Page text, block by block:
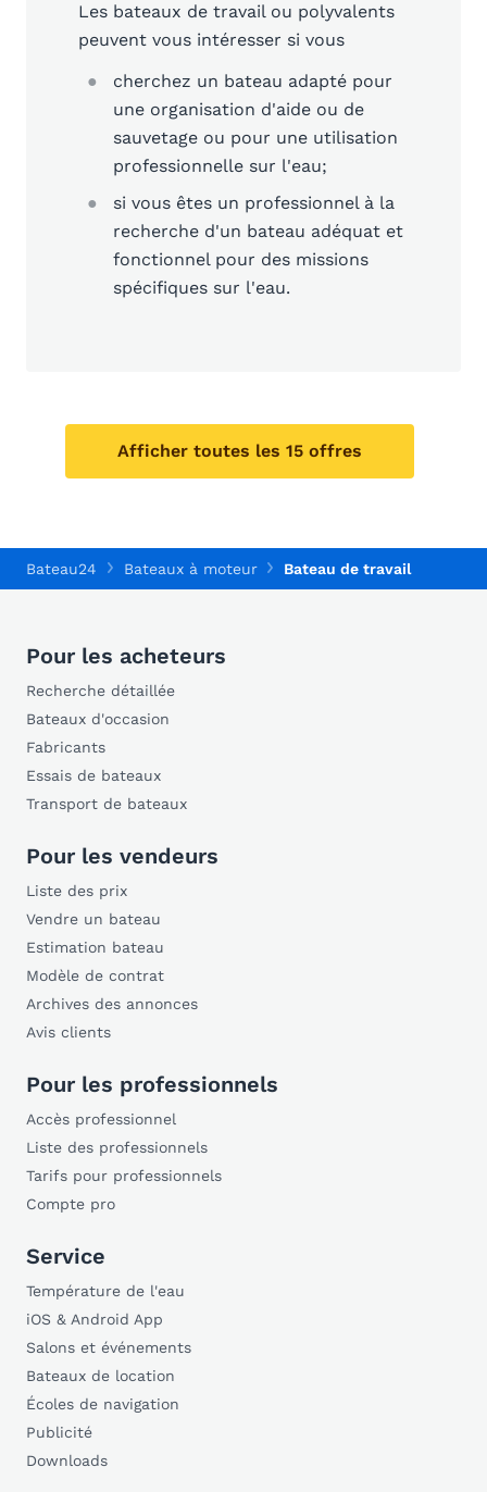
Les bateaux de travail ou polyvalents
peuvent vous intéresser si vous
cherchez un bateau adapté pour
une organisation d'aide ou de
sauvetage ou pour une utilisation
professionnelle sur l'eau;
si vous êtes un professionnel à la
recherche d'un bateau adéquat et
fonctionnel pour des missions
spécifiques sur l'eau.
Afficher toutes les 15 offres
Bateau24 Bateaux à moteur Bateau de travail
Pour les acheteurs
Recherche détaillée
Bateaux d'occasion
Fabricants
Essais de bateaux
Transport de bateaux
Pour les vendeurs
Liste des prix
Vendre un bateau
Estimation bateau
Modèle de contrat
Archives des annonces
Avis clients
Pour les professionnels
Accès professionnel
Liste des professionnels
Tarifs pour professionnels
Compte pro
Service
Température de l'eau
iOS & Android App
Salons et événements
Bateaux de location
Écoles de navigation
Publicité
Downloads